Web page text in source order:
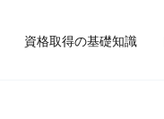
資格取得の基礎知識